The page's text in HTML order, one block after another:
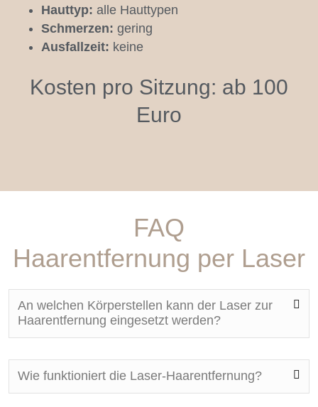
Hauttyp: alle Hauttypen
Schmerzen: gering
Ausfallzeit: keine
Kosten pro Sitzung: ab 100
Euro
FAQ
Haarentfernung per Laser
An welchen Körperstellen kann der Laser zur
Haarentfernung eingesetzt werden?
Wie funktioniert die Laser-Haarentfernung?